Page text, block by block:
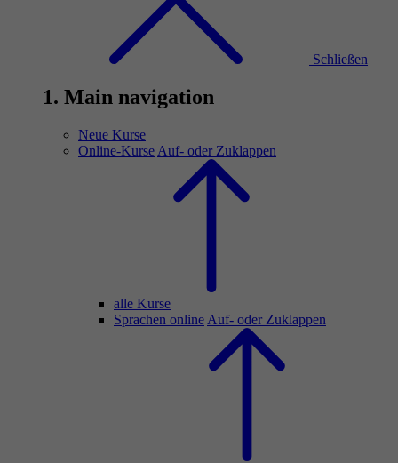
Schließen
1. Main navigation
Neue Kurse
Online-Kurse Auf- oder Zuklappen
alle Kurse
Sprachen online Auf- oder Zuklappen